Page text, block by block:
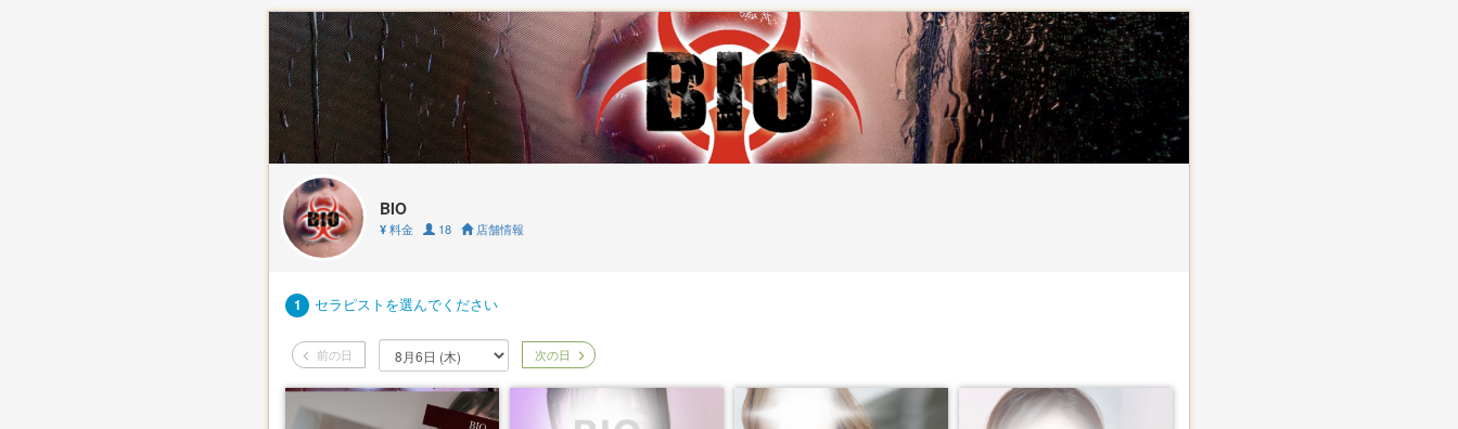
BIO
¥ 料金 18 店舗情報
1 セラピストを選んでください
前の日 次の日